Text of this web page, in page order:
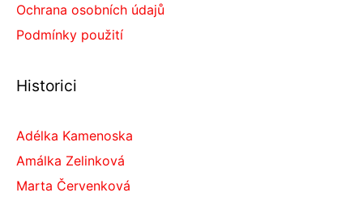
Ochrana osobních údajů
Podmínky použití
Historici
Adélka Kamenoska
Amálka Zelinková
Marta Červenková